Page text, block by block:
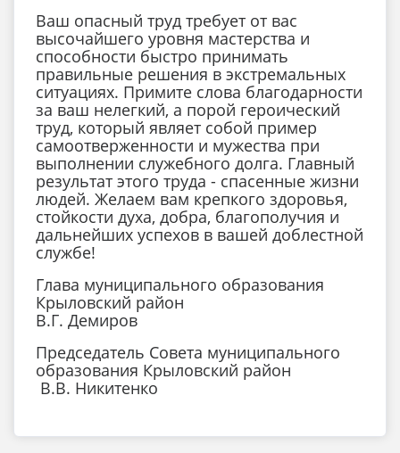
Ваш опасный труд требует от вас
высочайшего уровня мастерства и
способности быстро принимать
правильные решения в экстремальных
ситуациях. Примите слова благодарности
за ваш нелегкий, а порой героический
труд, который являет собой пример
самоотверженности и мужества при
выполнении служебного долга. Главный
результат этого труда - спасенные жизни
людей. Желаем вам крепкого здоровья,
стойкости духа, добра, благополучия и
дальнейших успехов в вашей доблестной
службе!
Глава муниципального образования
Крыловский район
В.Г. Демиров
Председатель Совета муниципального
образования Крыловский район
В.В. Никитенко